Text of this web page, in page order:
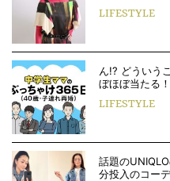
LIFESTYLE
ん!? どういう
ぼほぼ当たる
LIFESTYLE
話題の
分投入のコー